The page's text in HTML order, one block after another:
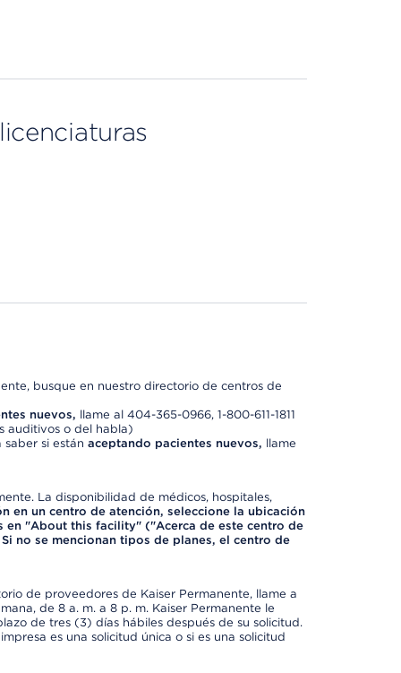
busque en nuestro directorio de centros de
nuevos, llame al 404-365-0966, 1-800-611-1811
auditivos o del habla)
si están aceptando pacientes nuevos, llame
La disponibilidad de médicos, hospitales,
en un centro de atención, seleccione la ubicación
"About this facility" ("Acerca de este centro de
no se mencionan tipos de planes, el centro de
de proveedores de Kaiser Permanente, llame a
de 8 a. m. a 8 p. m. Kaiser Permanente le
de tres (3) días hábiles después de su solicitud.
es una solicitud única o si es una solicitud